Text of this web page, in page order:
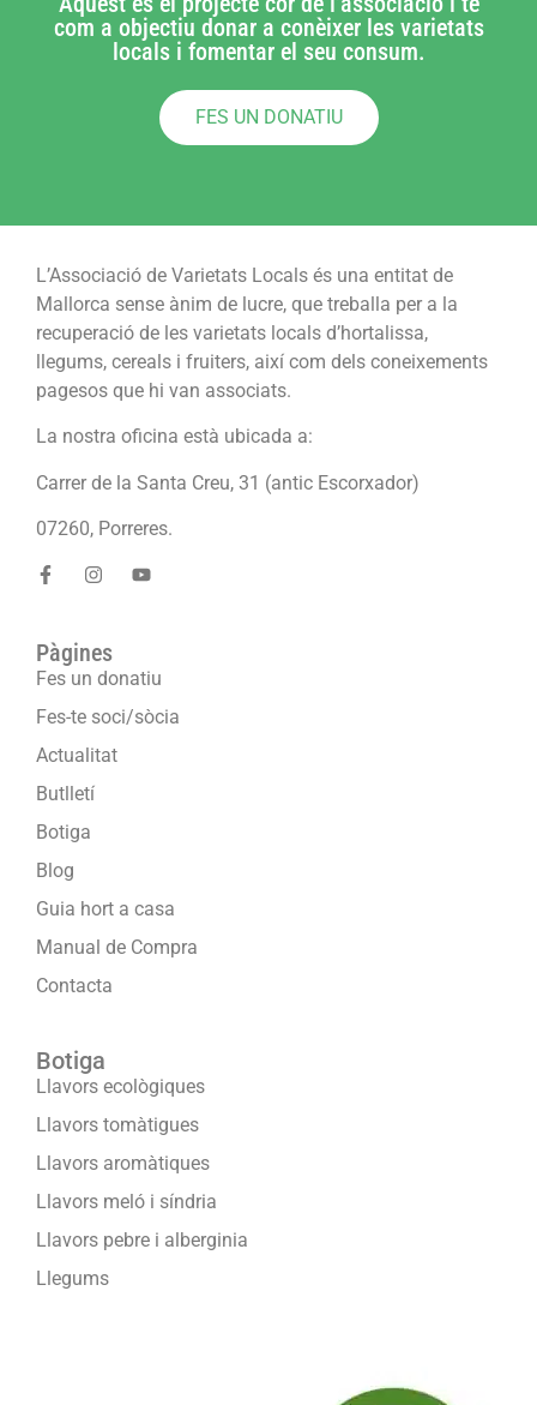
com a objectiu donar a conèixer les varietats
locals i fomentar el seu consum.
FES UN DONATIU
L’Associació de Varietats Locals és una entitat de
Mallorca sense ànim de lucre, que treballa per a la
recuperació de les varietats locals d’hortalissa,
llegums, cereals i fruiters, així com dels coneixements
pagesos que hi van associats.
La nostra oficina està ubicada a:
Carrer de la Santa Creu, 31 (antic Escorxador)
07260, Porreres.
Pàgines
Fes un donatiu
Fes-te soci/sòcia
Actualitat
Butlletí
Botiga
Blog
Guia hort a casa
Manual de Compra
Contacta
Botiga
Llavors ecològiques
Llavors tomàtigues
Llavors aromàtiques
Llavors meló i síndria
Llavors pebre i alberginia
Llegums